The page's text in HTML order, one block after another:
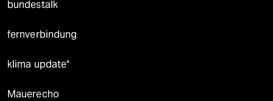
bundestalk
fernverbindung
klima update°
Mauerecho